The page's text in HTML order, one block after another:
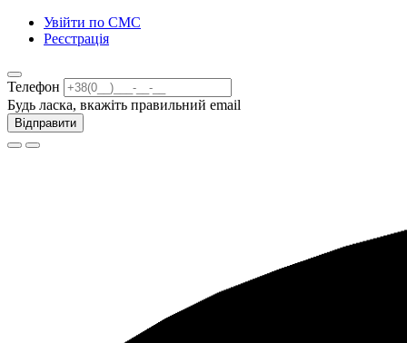
Увійти по СМС
Реєстрація
Телефон
Будь ласка, вкажіть правильний email
Відправити